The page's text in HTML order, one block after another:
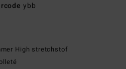
ybb
High stretchstof